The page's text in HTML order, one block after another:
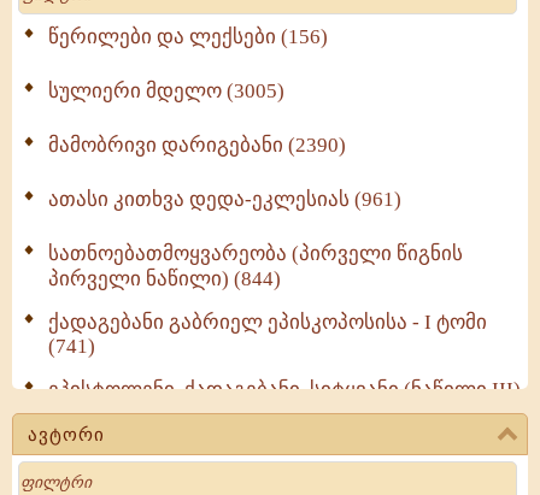
წერილები და ლექსები (156)
სულიერი მდელო (3005)
მამობრივი დარიგებანი (2390)
ათასი კითხვა დედა-ეკლესიას (961)
სათნოებათმოყვარეობა (პირველი წიგნის
პირველი ნაწილი) (844)
ქადაგებანი გაბრიელ ეპისკოპოსისა - I ტომი
(741)
ეპისტოლენი, ქადაგებანი, სიტყვანი (ნაწილი III)
(723)
მოძღვრის ძალზე სასარგებლო რჩევები
მრევლისათვის (545)
ავტორი
Search